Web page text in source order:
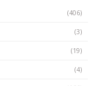
(406)
(3)
(19)
(4)